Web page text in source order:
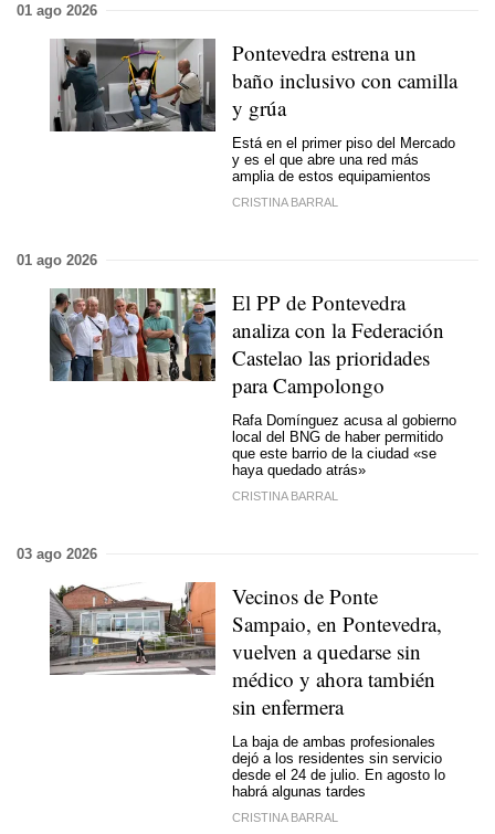
01 ago 2026
Pontevedra estrena un
baño inclusivo con camilla
y grúa
Está en el primer piso del Mercado
y es el que abre una red más
amplia de estos equipamientos
CRISTINA BARRAL
01 ago 2026
El PP de Pontevedra
analiza con la Federación
Castelao las prioridades
para Campolongo
Rafa Domínguez acusa al gobierno
local del BNG de haber permitido
que este barrio de la ciudad «se
haya quedado atrás»
CRISTINA BARRAL
03 ago 2026
Vecinos de Ponte
Sampaio, en Pontevedra,
vuelven a quedarse sin
médico y ahora también
sin enfermera
La baja de ambas profesionales
dejó a los residentes sin servicio
desde el 24 de julio. En agosto lo
habrá algunas tardes
CRISTINA BARRAL